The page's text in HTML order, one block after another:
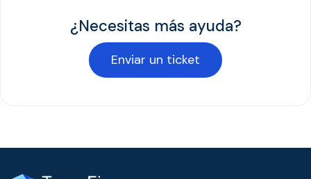
¿Necesitas más ayuda?
Enviar un ticket